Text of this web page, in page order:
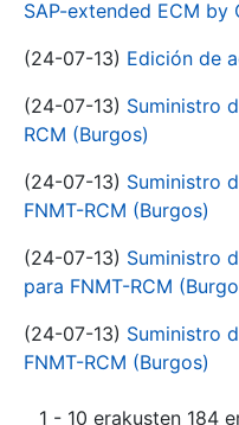
SAP-extended ECM by
(24-07-13) Edición de
(24-07-13) Suministro
RCM (Burgos)
(24-07-13) Suministro
FNMT-RCM (Burgos)
(24-07-13) Suministro
para FNMT-RCM
(24-07-13) Suministro
FNMT-RCM (Burgos)
1 - 10 erakusten 184